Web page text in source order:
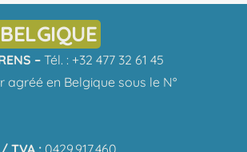
– Tél. : +32 477 32 61 45
agréé en Belgique sous le N°
TVA : 0429.917.460